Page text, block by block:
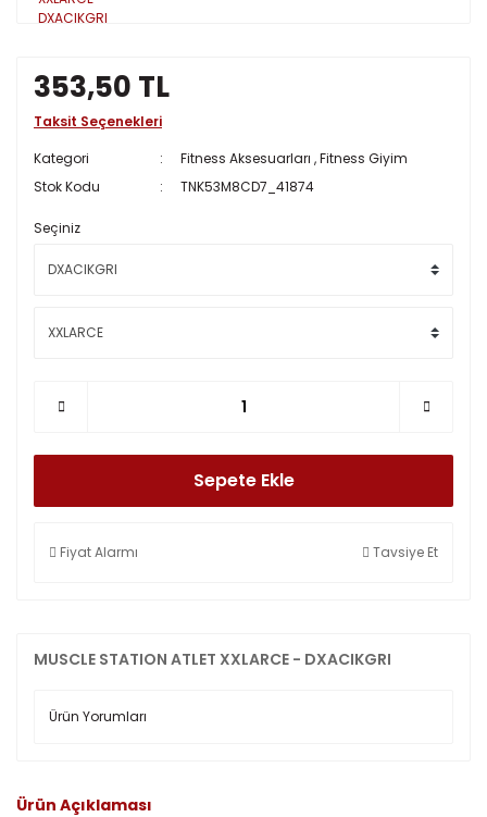
MUSCLE STATION ATLET XXLARCE - DXACIKGRI
Ürün Yorumları
353,50 TL
Taksit Seçenekleri
Kategori
Fitness Aksesuarları ,Fitness Giyim
Stok Kodu
TNK53M8CD7_41874
Seçiniz
Sepete Ekle
Fiyat Alarmı Tavsiye Et
Ürün Açıklaması